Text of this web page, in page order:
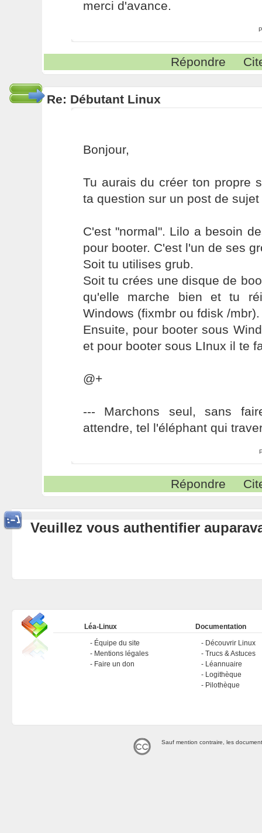
merci d'avance.
Répondre
Re: Débutant Linux
Bonjour,
Tu aurais du créer ton propre
ta question sur un post de
C'est "normal". Lilo a besoin
pour booter. C'est l'un de ses
Soit tu utilises grub.
Soit tu crées une disque de
qu'elle marche bien et tu
Windows (fixmbr ou fdisk /mbr).
Ensuite, pour booter sous
et pour booter sous LInux il te
@+
--- Marchons seul, sans
attendre, tel l'éléphant qui
Répondre
Veuillez vous authentifier
Léa-Linux
Équipe du site
Mentions légales
Faire un don
Documentation
Découvrir Linux
Trucs & Astuces
Léannuaire
Logithèque
Pilothèque
Sauf mention contraire, les